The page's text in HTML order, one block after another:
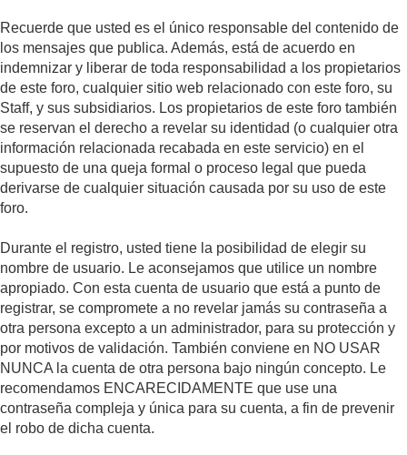
Recuerde que usted es el único responsable del contenido de
los mensajes que publica. Además, está de acuerdo en
indemnizar y liberar de toda responsabilidad a los propietarios
de este foro, cualquier sitio web relacionado con este foro, su
Staff, y sus subsidiarios. Los propietarios de este foro también
se reservan el derecho a revelar su identidad (o cualquier otra
información relacionada recabada en este servicio) en el
supuesto de una queja formal o proceso legal que pueda
derivarse de cualquier situación causada por su uso de este
foro.
Durante el registro, usted tiene la posibilidad de elegir su
nombre de usuario. Le aconsejamos que utilice un nombre
apropiado. Con esta cuenta de usuario que está a punto de
registrar, se compromete a no revelar jamás su contraseña a
otra persona excepto a un administrador, para su protección y
por motivos de validación. También conviene en NO USAR
NUNCA la cuenta de otra persona bajo ningún concepto. Le
recomendamos ENCARECIDAMENTE que use una
contraseña compleja y única para su cuenta, a fin de prevenir
el robo de dicha cuenta.